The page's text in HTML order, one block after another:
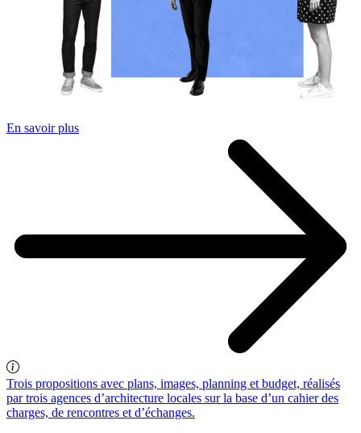
En savoir plus
Trois propositions avec plans, images, planning et budget, réalisés
par trois agences d’architecture locales sur la base d’un cahier des
charges, de rencontres et d’échanges.